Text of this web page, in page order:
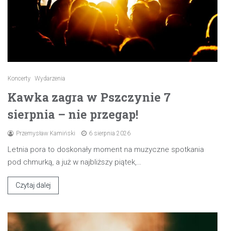
Koncerty Wydarzenia
Kawka zagra w Pszczynie 7
sierpnia – nie przegap!
Przemysław Kamiński 6 sierpnia 2026
Letnia pora to doskonały moment na muzyczne spotkania
pod chmurką, a już w najbliższy piątek,…
Czytaj dalej